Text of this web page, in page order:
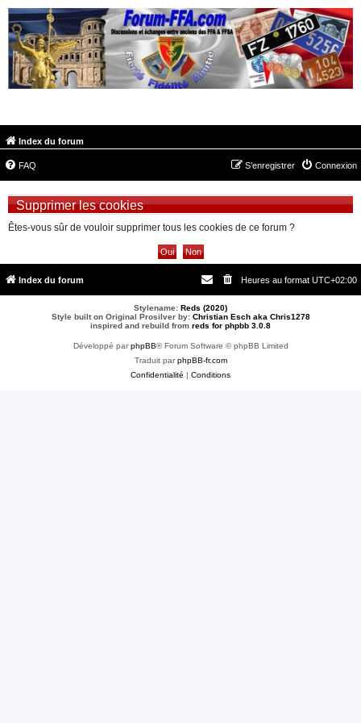
Index du forum
FAQ Connexion
S’enregistrer
Supprimer les cookies
Êtes-vous sûr de vouloir supprimer tous les cookies de ce forum ?
Index du forum Heures au format UTC+02:00
Stylename: Reds (2020)
Style built on Original Prosilver by: Christian Esch aka Chris1278
inspired and rebuild from reds for phpbb 3.0.8
Développé parphpBB® Forum Software © phpBB Limited
Traduit parphpBB-fr.com
Confidentialité | Conditions